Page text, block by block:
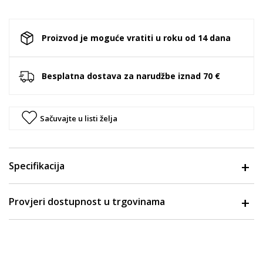
Proizvod je moguće vratiti u roku od 14 dana
Besplatna dostava za narudžbe iznad 70 €
Sačuvajte u listi želja
Specifikacija
Provjeri dostupnost u trgovinama